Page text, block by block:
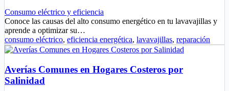
Consumo eléctrico y eficiencia
Conoce las causas del alto consumo energético en tu lavavajillas y
aprende a optimizar su…
consumo eléctrico, eficiencia energética, lavavajillas, reparación
Averías Comunes en Hogares Costeros por
Salinidad